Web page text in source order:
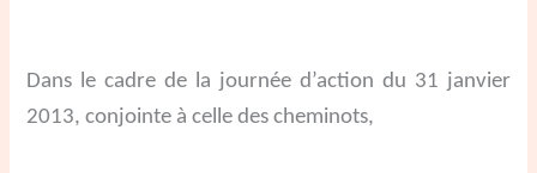
Dans le cadre de la journée d’action du 31 janvier
2013, conjointe à celle des cheminots,